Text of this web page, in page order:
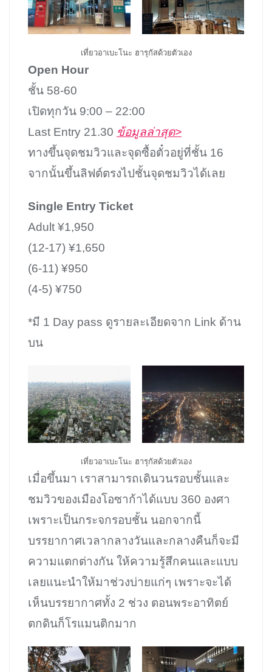
เที่ยวอาเบะโนะ ฮารุกัสด้วยตัวเอง
Open Hour
ชั้น 58-60
เปิดทุกวัน 9:00 – 22:00
Last Entry 21.30 ข้อมูลล่าสุด>
ทางขึ้นจุดชมวิวและจุดซื้อตั๋วอยู่ที่ชั้น 16
จากนั้นขึ้นลิฟต์ตรงไปชั้นจุดชมวิวได้เลย
Single Entry Ticket
Adult ¥1,950
(12-17) ¥1,650
(6-11) ¥950
(4-5) ¥750
*มี 1 Day pass ดูรายละเอียดจาก Link ด้าน
บน
เที่ยวอาเบะโนะ ฮารุกัสด้วยตัวเอง
เมื่อขึ้นมา เราสามารถเดินวนรอบชั้นและ
ชมวิวของเมืองโอซาก้าได้แบบ 360 องศา
เพราะเป็นกระจกรอบชั้น นอกจากนี้
บรรยากาศเวลากลางวันและกลางคืนก็จะมี
ความแตกต่างกัน ให้ความรู้สึกคนและแบบ
เลยแนะนำให้มาช่วงบ่ายแก่ๆ เพราะจะได้
เห็นบรรยากาศทั้ง 2 ช่วง ตอนพระอาทิตย์
ตกดินก็โรแมนติกมาก